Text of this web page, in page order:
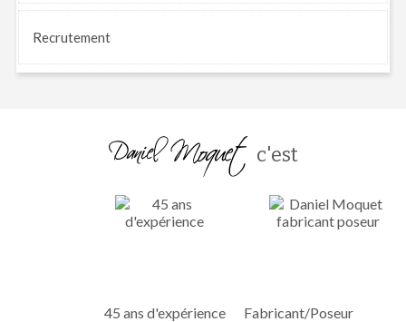
Recrutement
c'est
45 ans d'expérience Fabricant/Poseur